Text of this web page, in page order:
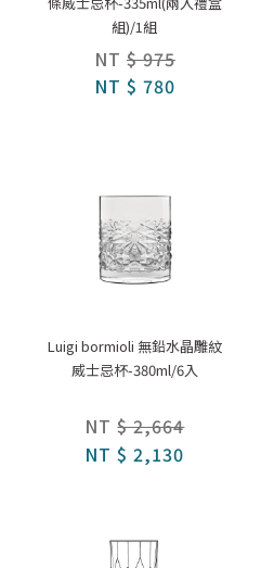
組)/1組
NT $ 975
NT $ 780
Luigi bormioli 無鉛水晶雕紋
威士忌杯-380ml/6入
NT $ 2,664
NT $ 2,130